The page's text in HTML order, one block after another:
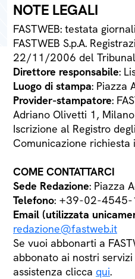
NOTE LEGALI
FASTWEB: testata
FASTWEB S.p.A.
22/11/2006 del
Direttore responsabile:
Luogo di stampa: Piazza
Provider-stampatore:
Adriano Olivetti 1, Milano
Iscrizione al Registro
Comunicazione
COME CONTATTARCI
Sede Redazione: Piazza
Telefono: +39-02-4545-
Email (utilizzata
redazione@fastweb.it
Se vuoi abbonarti a
abbonato ai nostri
assistenza clicca qui.